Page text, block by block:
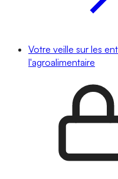
Votre veille sur les
l'agroalimentaire